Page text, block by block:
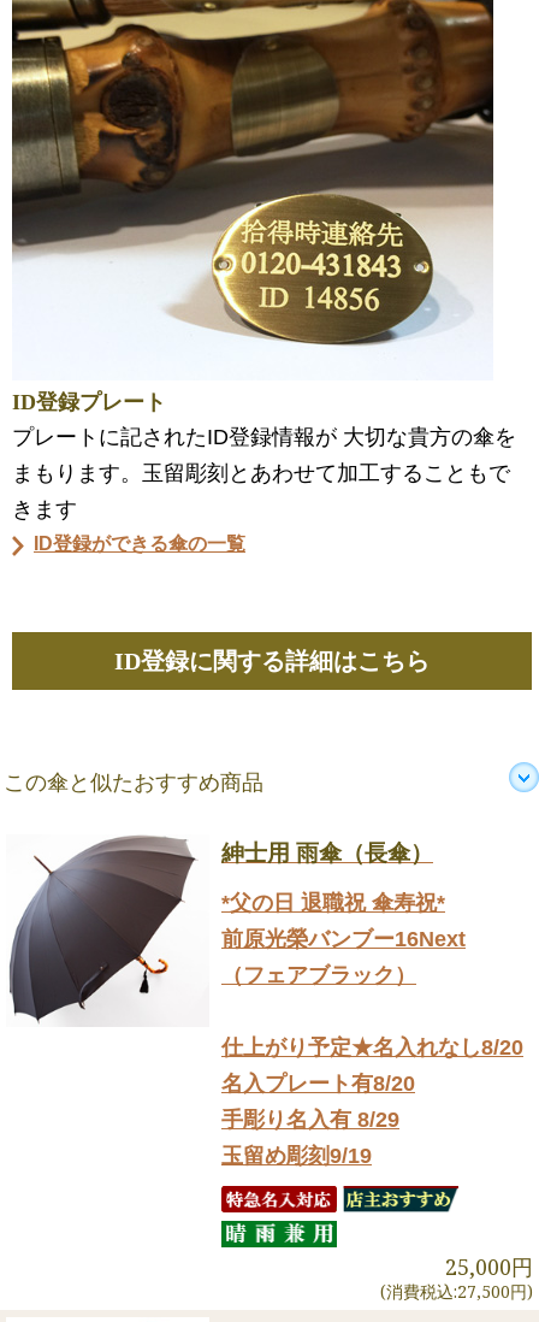
ID登録プレート
プレートに記されたID登録情報が 大切な貴方の傘を
まもります。玉留彫刻とあわせて加工することもで
きます
ID登録ができる傘の一覧
ID登録に関する詳細はこちら
この傘と似たおすすめ商品
紳士用 雨傘（長傘）
*父の日 退職祝 傘寿祝*
前原光榮バンブー16Next
（フェアブラック）
仕上がり予定★名入れなし8/20
名入プレート有8/20
手彫り名入有 8/29
玉留め彫刻9/19
25,000円
(消費税込:27,500円)